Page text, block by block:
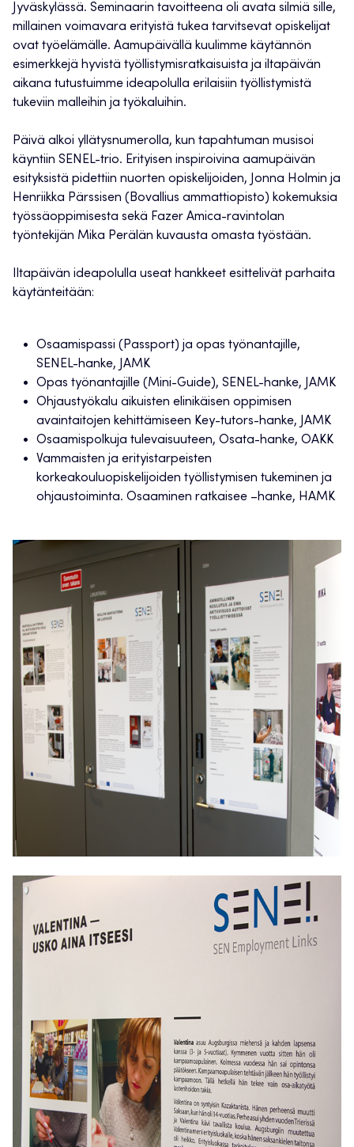
Jyväskylässä. Seminaarin tavoitteena oli avata silmiä sille,
millainen voimavara erityistä tukea tarvitsevat opiskelijat
ovat työelämälle. Aamupäivällä kuulimme käytännön
esimerkkejä hyvistä työllistymisratkaisuista ja iltapäivän
aikana tutustuimme ideapolulla erilaisiin työllistymistä
tukeviin malleihin ja työkaluihin.
Päivä alkoi yllätysnumerolla, kun tapahtuman musisoi
käyntiin SENEL-trio. Erityisen inspiroivina aamupäivän
esityksistä pidettiin nuorten opiskelijoiden, Jonna Holmin ja
Henriikka Pärssisen (Bovallius ammattiopisto) kokemuksia
työssäoppimisesta sekä Fazer Amica-ravintolan
työntekijän Mika Perälän kuvausta omasta työstään.
Iltapäivän ideapolulla useat hankkeet esittelivät parhaita
käytänteitään:
Osaamispassi (Passport) ja opas työnantajille,
SENEL-hanke, JAMK
Opas työnantajille (Mini-Guide), SENEL-hanke, JAMK
Ohjaustyökalu aikuisten elinikäisen oppimisen
avaintaitojen kehittämiseen Key-tutors-hanke, JAMK
Osaamispolkuja tulevaisuuteen, Osata-hanke, OAKK
Vammaisten ja erityistarpeisten
korkeakouluopiskelijoiden työllistymisen tukeminen ja
ohjaustoiminta. Osaaminen ratkaisee –hanke, HAMK